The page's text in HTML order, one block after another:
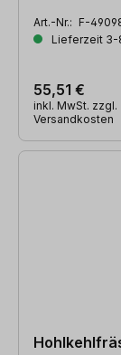
Art.-Nr.: F-
Lieferzeit 3-
55,51 €
inkl. MwSt. zzgl.
Versandkosten